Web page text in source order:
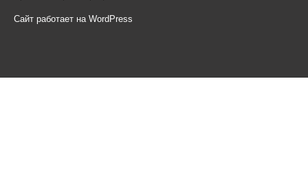
Сайт работает на WordPress